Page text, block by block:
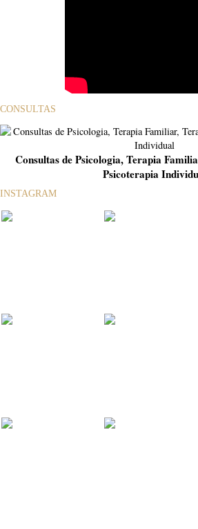
CONSULTAS
Consultas de Psicologia, Terapia
Psicoterapia
INSTAGRAM